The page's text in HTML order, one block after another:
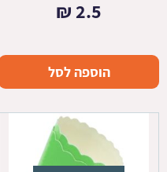
2.5
₪
הוספה לסל